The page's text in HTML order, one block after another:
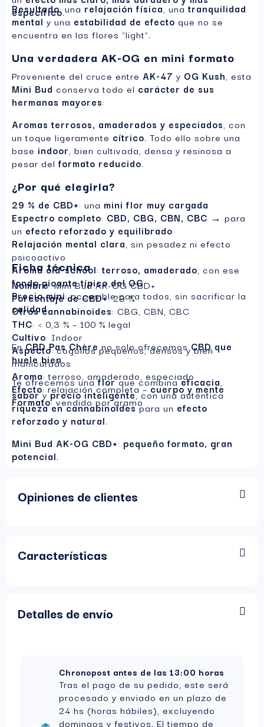
específico.
Resultado: una relajación física , unatranquilidad
mental y una estabilidad de efecto que no se
encuentra en las flores “light”.
Una verdadera AK-OG en mini formato
Proveniente del cruce entre AK-47 y OG Kush , esta
Mini Bud conserva todo el carácter de sus
hermanas mayores:
Aromas terrosos, amaderados y especiados , con
un toque ligeramente cítrico. Todo ello sobre una
base indoor , bien cultivada, densa y resinosa a
pesar del formato reducido.
¿Por qué elegirla?
29 % de CBD+: una mini flor muy cargada
Espectro completo: CBD, CBG, CBN, CBC → para
un efecto reforzado y equilibrado
Relajación mental clara , sin pesadez ni efecto
psicoactivo
Aroma old-school:terroso, amaderado , con ese
fondo picante típico del OG
Precio mini: accesible para todos, sin sacrificar la
calidad
Ficha técnica
Nombre: Mini Bud AK-OG CBD+
Porcentaje de CBD+: 29 %
Otros cannabinoides: CBG, CBN, CBC
THC: < 0,3 % – 100 % legal
Cultivo: Indoor
Aspecto: cogollos pequeños, densos y bien
manicurados
Aroma: terroso, amaderado, especiado
Efecto: relajación completa –cuerpo y mente
Formato: vendido por gramo
EnCBD Pas Chère no solo ofrecemos CBD que
huele bien.
Te ofrecemos unaflorque combinaeficacia
saboryprecio inteligente, con una auténtica
riqueza en cannabinoidespara un efecto
reforzado y natural.
Mini Bud AK-OG CBD+: pequeño formato, gran
potencial.
Opiniones de clientes
Características
Detalles de envío
Chronopost antes de las 13:00 horas
Tras el pago de su pedido, este será
procesado y enviado en un plazo de
24 hs (horas hábiles), excluyendo
domingos y festivos. El tiempo de